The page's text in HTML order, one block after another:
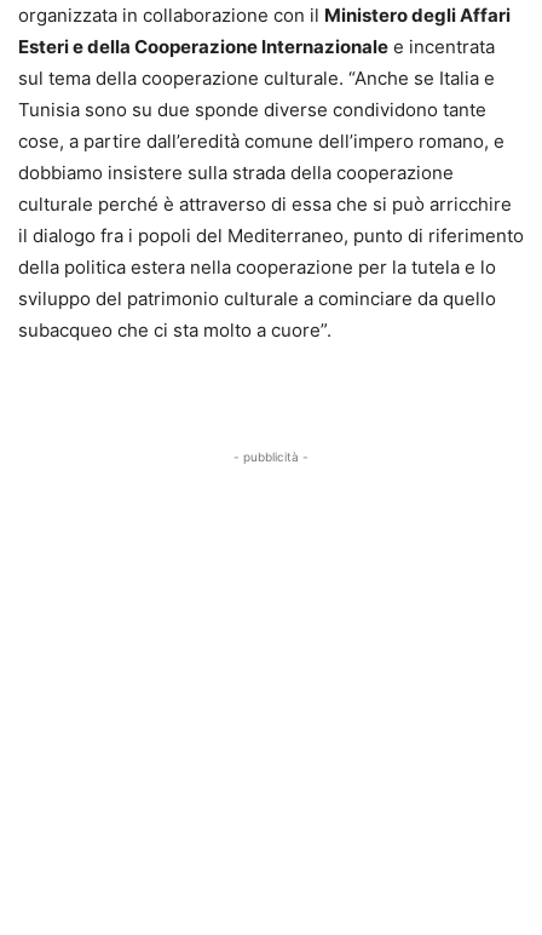
organizzata in collaborazione con il Ministero degli Affari
Esteri e della Cooperazione Internazionale e incentrata
sul tema della cooperazione culturale. “Anche se Italia e
Tunisia sono su due sponde diverse condividono tante
cose, a partire dall’eredità comune dell’impero romano, e
dobbiamo insistere sulla strada della cooperazione
culturale perché è attraverso di essa che si può arricchire
il dialogo fra i popoli del Mediterraneo, punto di riferimento
della politica estera nella cooperazione per la tutela e lo
sviluppo del patrimonio culturale a cominciare da quello
subacqueo che ci sta molto a cuore”.
- pubblicità -